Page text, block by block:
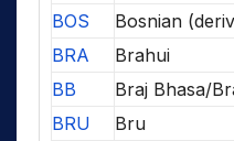
BOS
Bosnian
BRA
Brahui
BB
Braj Bhasa/
BRU
Bru